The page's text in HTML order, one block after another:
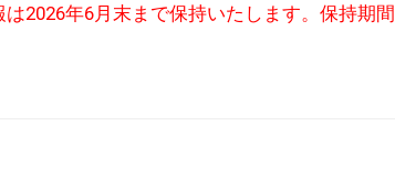
2026年6月末まで保持いたします。保持期間